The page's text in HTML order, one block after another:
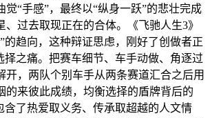
觉“手感”，最终以“纵身一跃”的悲壮完成
、过去取现正在的合体。《飞驰人生3》
的趋向，这种辩证思虑，刚好了创做者正
择之痛。把赛车细节、车手动做、角逐过
开，两队个别车手从两条赛道汇合之后用
的来彼此成绩，均衡选择的盾牌背后的
含了热爱取义务、传承取超越的人文情